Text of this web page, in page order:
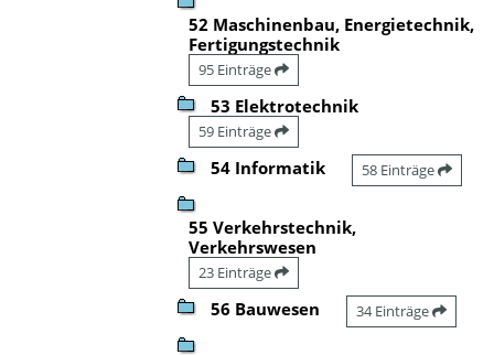
52 Maschinenbau, Energietechnik,
Fertigungstechnik
95 Einträge
53 Elektrotechnik
59 Einträge
54 Informatik 58 Einträge
55 Verkehrstechnik,
Verkehrswesen
23 Einträge
56 Bauwesen 34 Einträge